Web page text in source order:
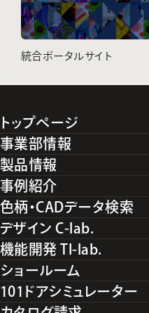
統合ポータルサイト
トップページ
事業部情報
製品情報
事例紹介
色柄・CADデータ検索
デザイン C-lab.
機能開発 TI-lab.
ショールーム
101ドアシミュレーター